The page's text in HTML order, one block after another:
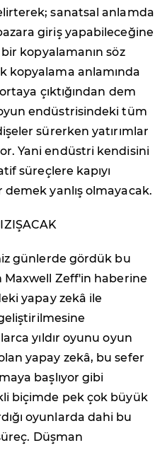
sanatsal anlamda
giriş yapabileceğine
kopyalamanın söz
kopyalama anlamında
çıktığından dem
endüstrisindeki tüm
sürerken yatırımlar
Yani endüstri kendisini
süreçlere kapıyı
yanlış olmayacak.
günlerde gördük bu
Maxwell Zeff'in haberine
yapay zekâ ile
yıldır oyunu oyun
yapay zekâ, bu sefer
başlıyor gibi
biçimde pek çok büyük
oyunlarda dahi bu
Düşman